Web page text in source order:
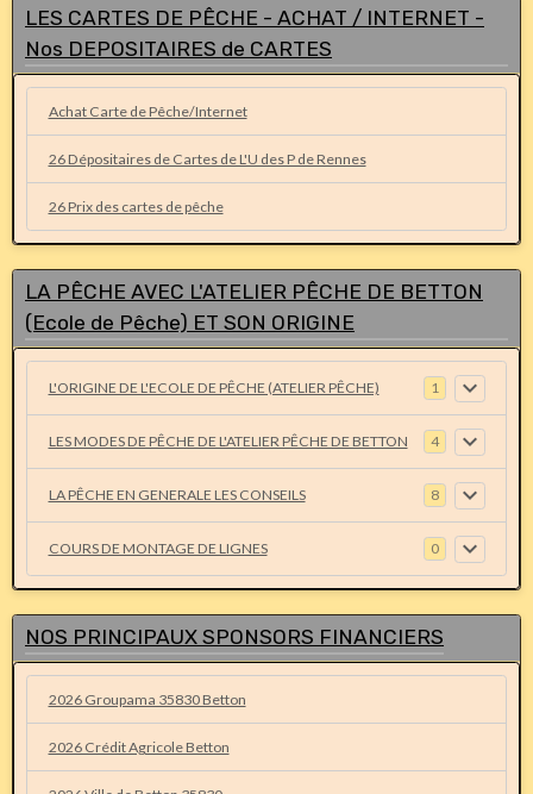
LES CARTES DE PÊCHE - ACHAT / INTERNET -
Nos DEPOSITAIRES de CARTES
Achat Carte de Pêche/Internet
26 Dépositaires de Cartes de L'U des P de Rennes
26 Prix des cartes de pêche
LA PÊCHE AVEC L'ATELIER PÊCHE DE BETTON
(Ecole de Pêche) ET SON ORIGINE
L'ORIGINE DE L'ECOLE DE PÊCHE (ATELIER PÊCHE) 1
LES MODES DE PÊCHE DE L'ATELIER PÊCHE DE BETTON 4
LA PÊCHE EN GENERALE LES CONSEILS 8
COURS DE MONTAGE DE LIGNES 0
NOS PRINCIPAUX SPONSORS FINANCIERS
2026 Groupama 35830 Betton
2026 Crédit Agricole Betton